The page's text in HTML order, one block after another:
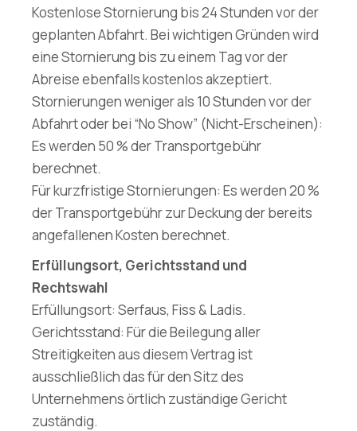
Kostenlose Stornierung bis 24 Stunden vor der
geplanten Abfahrt. Bei wichtigen Gründen wird
eine Stornierung bis zu einem Tag vor der
Abreise ebenfalls kostenlos akzeptiert.
Stornierungen weniger als 10 Stunden vor der
Abfahrt oder bei “No Show” (Nicht-Erscheinen):
Es werden 50 % der Transportgebühr
berechnet.
Für kurzfristige Stornierungen: Es werden 20 %
der Transportgebühr zur Deckung der bereits
angefallenen Kosten berechnet.
Erfüllungsort, Gerichtsstand und
Rechtswahl
Erfüllungsort: Serfaus, Fiss & Ladis.
Gerichtsstand: Für die Beilegung aller
Streitigkeiten aus diesem Vertrag ist
ausschließlich das für den Sitz des
Unternehmens örtlich zuständige Gericht
zuständig.